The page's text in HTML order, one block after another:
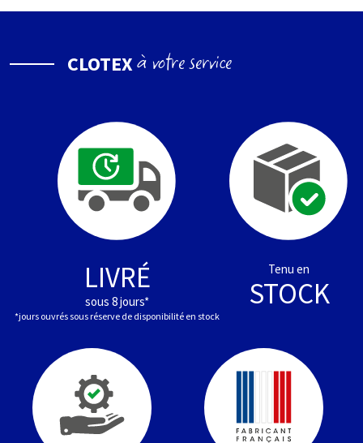
CLOTEXà votre service
LIVRÉ
sous 8 jours*
*jours ouvrés sous réserve de disponibilité en stock
Tenu en
STOCK